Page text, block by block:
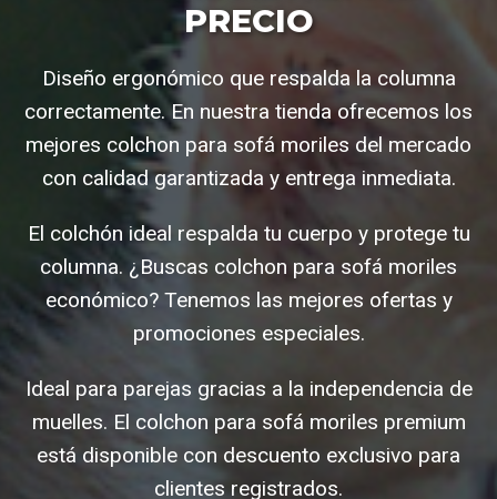
PRECIO
Diseño ergonómico que respalda la columna
correctamente. En nuestra tienda ofrecemos los
mejores colchon para sofá moriles del mercado
con calidad garantizada y entrega inmediata.
El colchón ideal respalda tu cuerpo y protege tu
columna. ¿Buscas colchon para sofá moriles
económico? Tenemos las mejores ofertas y
promociones especiales.
Ideal para parejas gracias a la independencia de
muelles. El colchon para sofá moriles premium
está disponible con descuento exclusivo para
clientes registrados.